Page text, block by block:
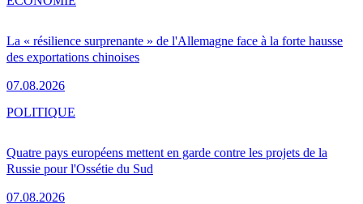
La « résilience surprenante » de l'Allemagne face à la forte hausse
des exportations chinoises
07.08.2026
Quatre pays européens mettent en garde contre les projets de la
Russie pour l'Ossétie du Sud
07.08.2026
POLITIQUE